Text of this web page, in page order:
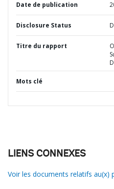
Date de publication
Disclosure Status
Titre du rapport
Mots clé
LIENS CONNEXES
Voir les documents relatifs au(x)